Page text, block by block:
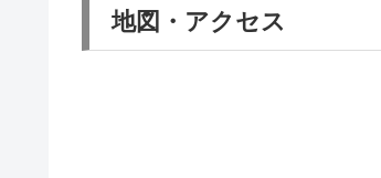
地図・アクセス